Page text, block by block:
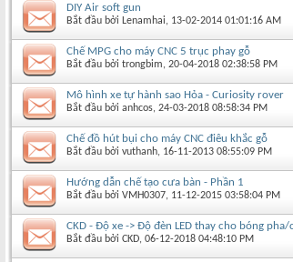
DIY Air soft gun
Bắt đầu bởi Lenamhai‎, 13-02-2014 01:01:16 AM
Chế MPG cho máy CNC 5 trục phay gỗ
Bắt đầu bởi trongbim‎, 20-04-2018 02:38:58 PM
Mô hình xe tự hành sao Hỏa - Curiosity rover
Bắt đầu bởi anhcos‎, 24-03-2018 08:58:34 PM
Chế đồ hút bụi cho máy CNC điêu khắc gỗ
Bắt đầu bởi vuthanh‎, 16-11-2013 08:55:09 PM
Hướng dẫn chế tạo cưa bàn - Phần 1
Bắt đầu bởi VMH0307‎, 11-12-2015 03:58:04 PM
CKD - Độ xe -> Độ đèn LED thay cho bóng
Bắt đầu bởi CKD‎, 06-12-2018 04:48:10 PM